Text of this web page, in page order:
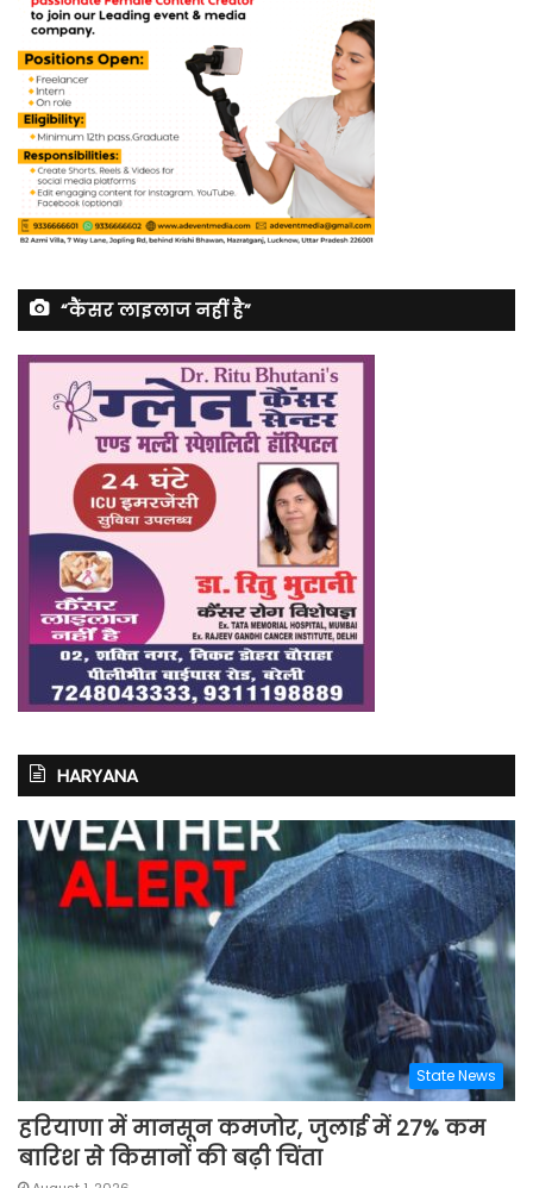
“कैंसर लाइलाज नहीं है”
HARYANA
State News
हरियाणा में मानसून कमजोर, जुलाई में 27% कम
बारिश से किसानों की बढ़ी चिंता